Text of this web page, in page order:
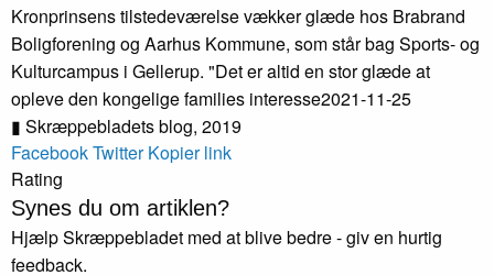
Kronprinsens tilstedeværelse vækker glæde hos Brabrand
Boligforening og Aarhus Kommune, som står bag Sports- og
Kulturcampus i Gellerup. "Det er altid en stor glæde at
opleve den kongelige families interesse2021-11-25
▮ Skræppebladets blog, 2019
FacebookTwitter Kopier link
Rating
Synes du om artiklen?
Hjælp Skræppebladet med at blive bedre - giv en hurtig
feedback.